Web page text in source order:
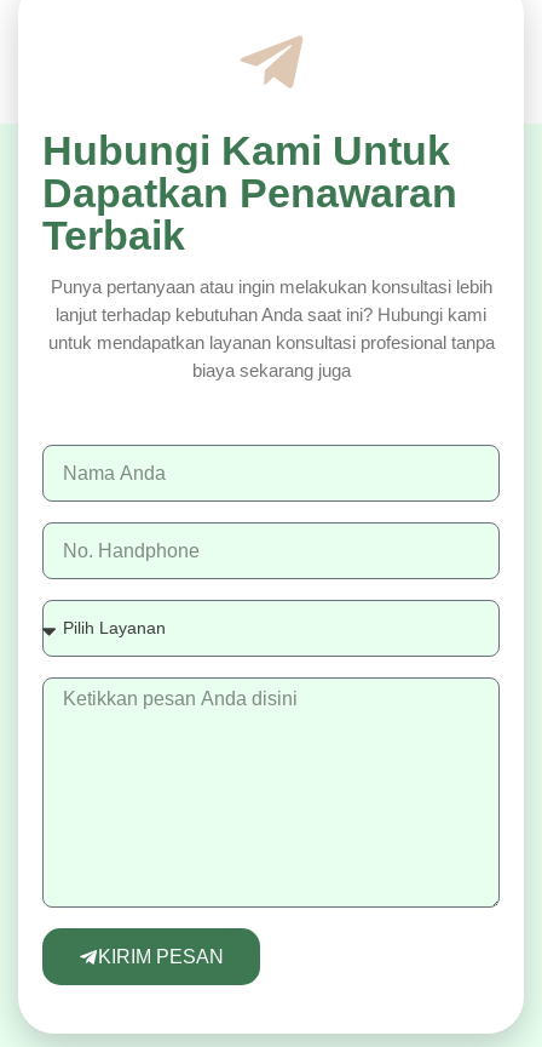
KIRIM PESAN
Hubungi Kami Untuk
Dapatkan Penawaran
Terbaik
Punya pertanyaan atau ingin melakukan konsultasi lebih
lanjut terhadap kebutuhan Anda saat ini? Hubungi kami
untuk mendapatkan layanan konsultasi profesional tanpa
biaya sekarang juga